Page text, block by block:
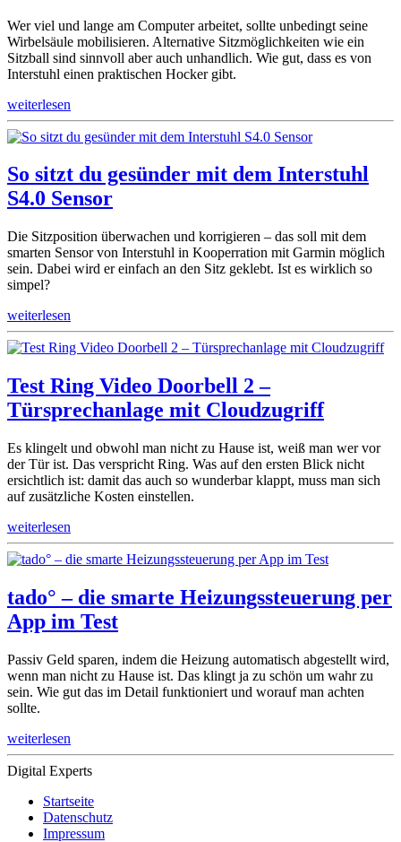
Wer viel und lange am Computer arbeitet, sollte unbedingt seine
Wirbelsäule mobilisieren. Alternative Sitzmöglichkeiten wie ein
Sitzball sind sinnvoll aber auch unhandlich. Wie gut, dass es von
Interstuhl einen praktischen Hocker gibt.
weiterlesen
So sitzt du gesünder mit dem Interstuhl
S4.0 Sensor
Die Sitzposition überwachen und korrigieren – das soll mit dem
smarten Sensor von Interstuhl in Kooperration mit Garmin möglich
sein. Dabei wird er einfach an den Sitz geklebt. Ist es wirklich so
simpel?
weiterlesen
Test Ring Video Doorbell 2 –
Türsprechanlage mit Cloudzugriff
Es klingelt und obwohl man nicht zu Hause ist, weiß man wer vor
der Tür ist. Das verspricht Ring. Was auf den ersten Blick nicht
ersichtlich ist: damit das auch so wunderbar klappt, muss man sich
auf zusätzliche Kosten einstellen.
weiterlesen
tado° – die smarte Heizungssteuerung per
App im Test
Passiv Geld sparen, indem die Heizung automatisch abgestellt wird,
wenn man nicht zu Hause ist. Das klingt ja zu schön um wahr zu
sein. Wie gut das im Detail funktioniert und worauf man achten
sollte.
weiterlesen
Digital Experts
Startseite
Datenschutz
Impressum